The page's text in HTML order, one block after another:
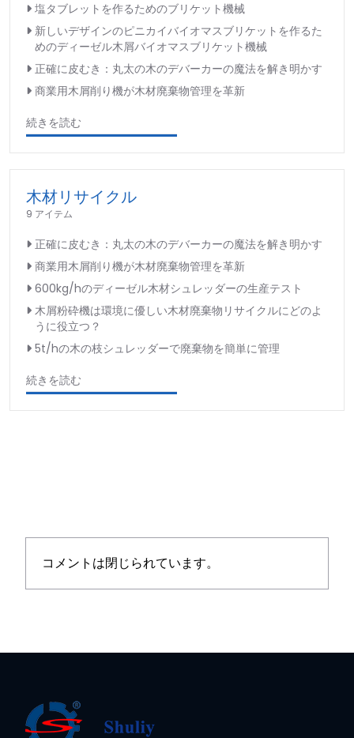
塩タブレットを作るためのブリケット機械
新しいデザインのピニカイバイオマスブリケットを作るた
めのディーゼル木屑バイオマスブリケット機械
正確に皮むき：丸太の木のデバーカーの魔法を解き明かす
商業用木屑削り機が木材廃棄物管理を革新
続きを読む
木材リサイクル
9 アイテム
正確に皮むき：丸太の木のデバーカーの魔法を解き明かす
商業用木屑削り機が木材廃棄物管理を革新
600kg/hのディーゼル木材シュレッダーの生産テスト
木屑粉砕機は環境に優しい木材廃棄物リサイクルにどのよ
うに役立つ？
5t/hの木の枝シュレッダーで廃棄物を簡単に管理
続きを読む
コメントは閉じられています。